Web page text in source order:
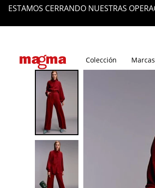
Y POR TU
Colección Marcas